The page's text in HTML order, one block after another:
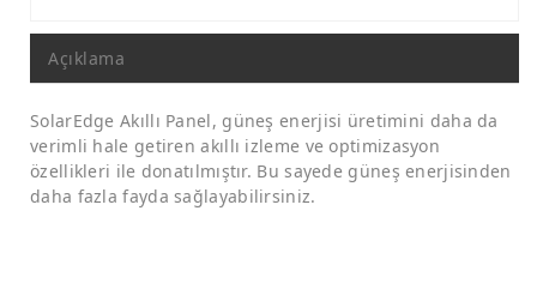
Açıklama
SolarEdge Akıllı Panel, güneş enerjisi üretimini daha da
verimli hale getiren akıllı izleme ve optimizasyon
özellikleri ile donatılmıştır. Bu sayede güneş enerjisinden
daha fazla fayda sağlayabilirsiniz.